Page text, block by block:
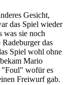
Gesicht,
das Spiel wieder
was sie noch
das
Spiel wohl ohne
Mario
"Foul" wofür es
Freiwurf gab.